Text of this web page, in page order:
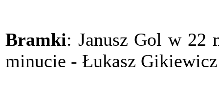
Bramki: Janusz Gol w 22
minucie - Łukasz